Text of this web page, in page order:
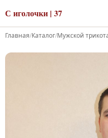
С иголочки | 37
Главная/Каталог/Мужской